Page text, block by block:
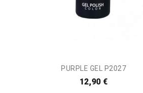
PURPLE GEL P2027
12,90 €